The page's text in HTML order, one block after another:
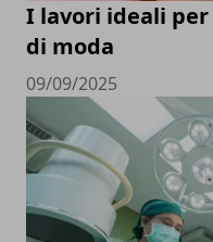
I lavori ideali
di moda
09/09/2025